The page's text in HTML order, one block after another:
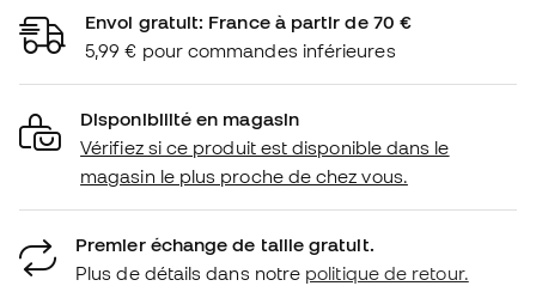
Envoi gratuit: France à partir de 70 €
5,99 € pour commandes inférieures
Disponibilité en magasin
Vérifiez si ce produit est disponible dans le
magasin le plus proche de chez vous.
Premier échange de taille gratuit.
Plus de détails dans notre politique de retour.